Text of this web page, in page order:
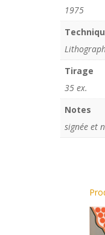
1975
Tirage
35 ex.
Notes
signée et